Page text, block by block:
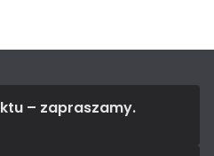
– zapraszamy.